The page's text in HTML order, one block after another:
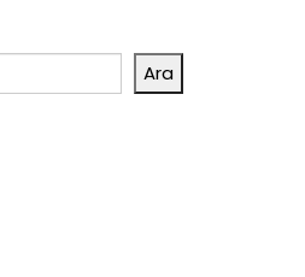
Ara